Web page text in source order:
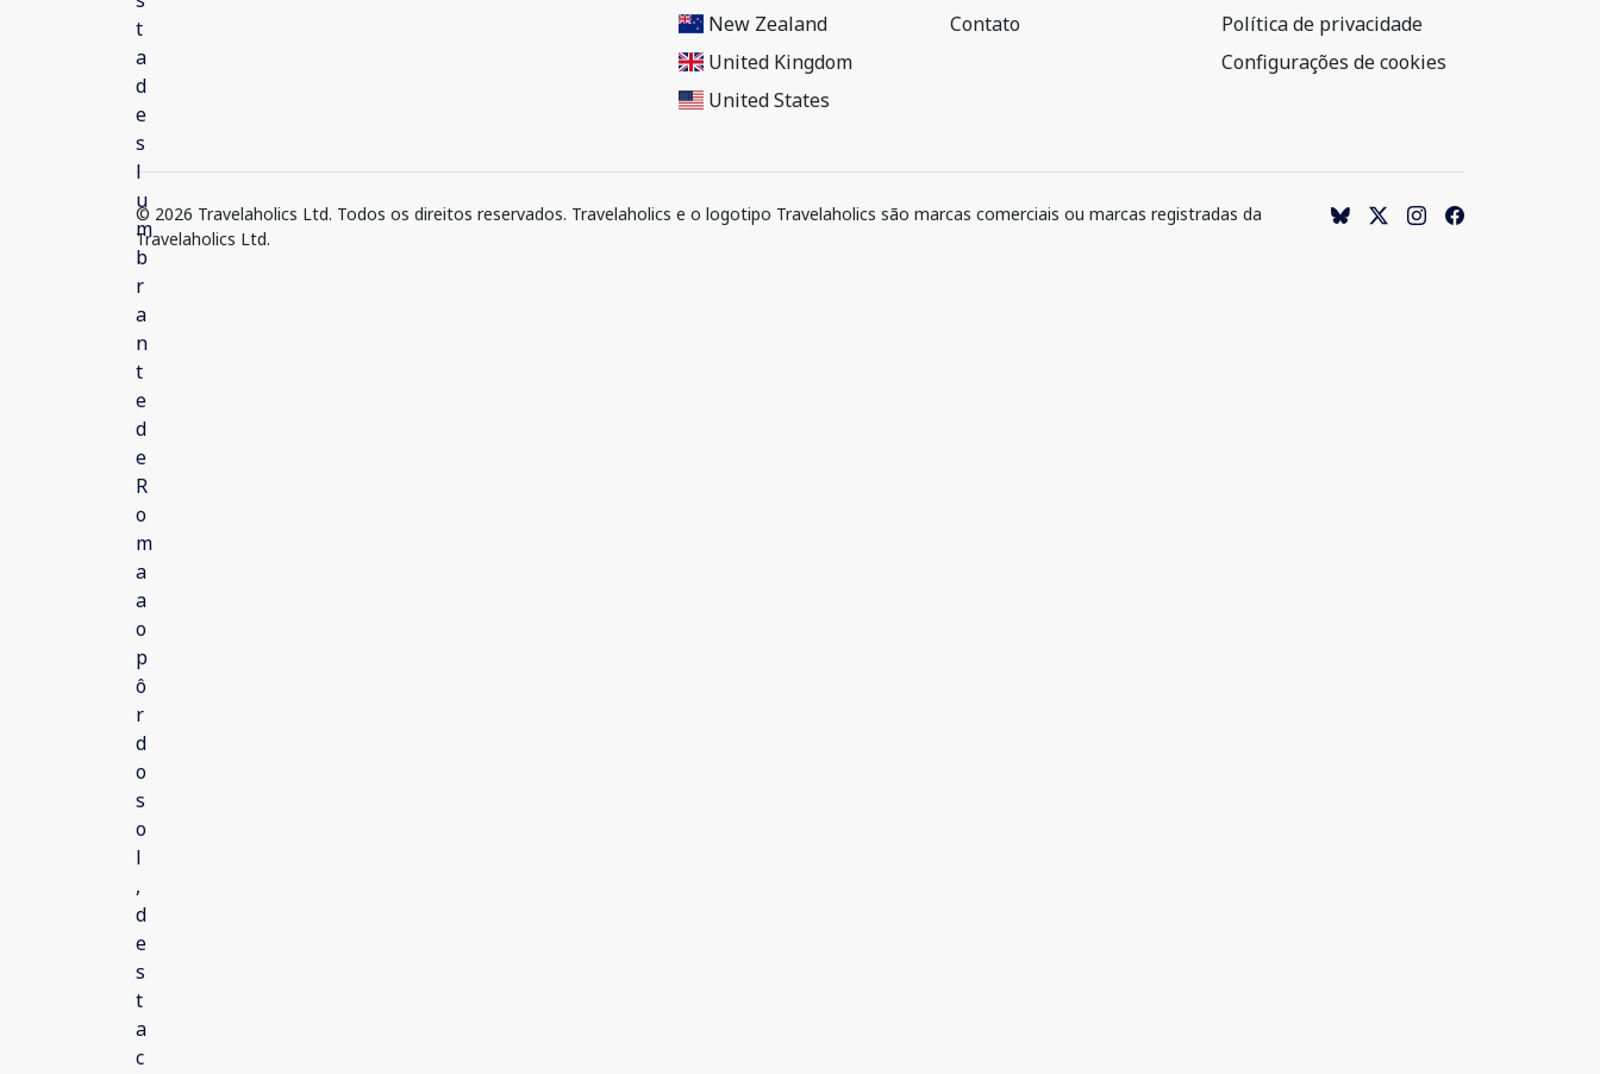
New Zealand
United Kingdom
United States
Contato
Política de privacidade
Configurações de cookies
© 2026 Travelaholics Ltd. Todos os direitos reservados. Travelaholics e o logotipo Travelaholics são marcas comerciais ou marcas registradas da
Travelaholics Ltd.